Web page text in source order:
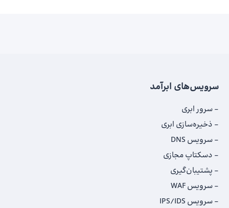
سرویس‌های ابرآمد
سرور ابری
ذخیره‌سازی ابری
سرویس DNS
دسکتاپ مجازی
پشتیبان‌گیری
سرویس WAF
سرویس IPS/IDS